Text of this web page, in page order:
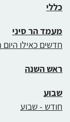
כללי
מעמד הר סיני
חדשים כאילו היום
ראש השנה
שבוע
חודש - שבוע